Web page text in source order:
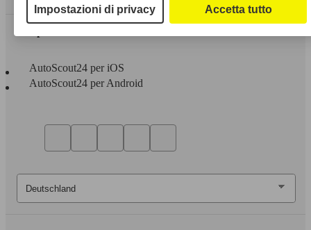
AutoScout24 per iOS
AutoScout24 per Android
Impostazioni di privacy Accetta tutto